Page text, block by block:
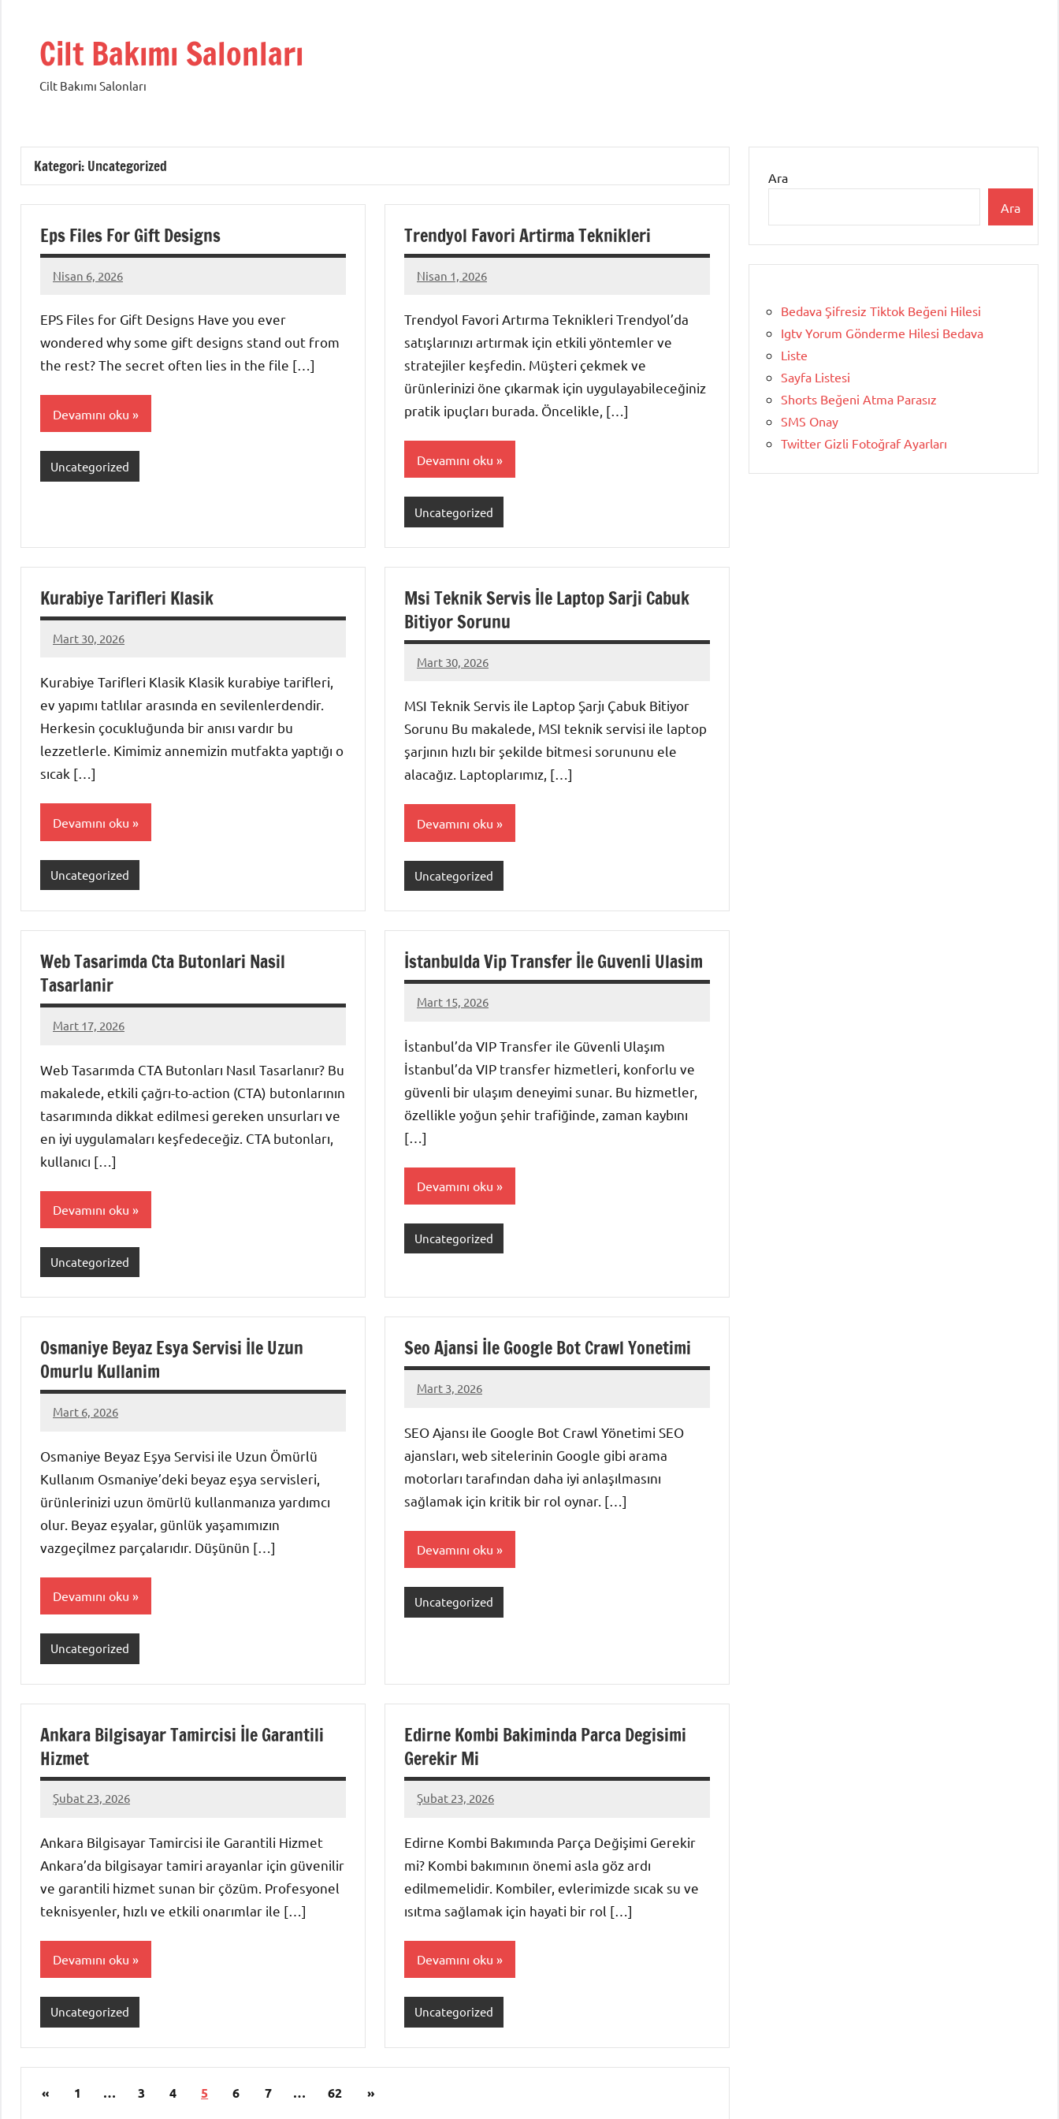
Cilt Bakımı Salonları
Cilt Bakımı Salonları
Kategori: Uncategorized
Eps Files For Gift Designs
Nisan 6, 2026
admin
Yorum
EPS Files for Gift Designs Have you ever
wondered why some gift designs stand out from
the rest? The secret often lies in the file […]
Devamını oku
Uncategorized
Trendyol Favori Artirma Teknikleri
Nisan 1, 2026
admin
Yorum
Trendyol Favori Artırma Teknikleri Trendyol’da
satışlarınızı artırmak için etkili yöntemler ve
stratejiler keşfedin. Müşteri çekmek ve
ürünlerinizi öne çıkarmak için uygulayabileceğiniz
pratik ipuçları burada. Öncelikle, […]
Devamını oku
Uncategorized
Kurabiye Tarifleri Klasik
Mart 30, 2026
admin
Yorum
Kurabiye Tarifleri Klasik Klasik kurabiye tarifleri,
ev yapımı tatlılar arasında en sevilenlerdendir.
Herkesin çocukluğunda bir anısı vardır bu
lezzetlerle. Kimimiz annemizin mutfakta yaptığı o
sıcak […]
Devamını oku
Uncategorized
Msi Teknik Servis İle Laptop Sarji Cabuk
Bitiyor Sorunu
Mart 30, 2026
admin
Yorum
MSI Teknik Servis ile Laptop Şarjı Çabuk Bitiyor
Sorunu Bu makalede, MSI teknik servisi ile laptop
şarjının hızlı bir şekilde bitmesi sorununu ele
alacağız. Laptoplarımız, […]
Devamını oku
Uncategorized
Web Tasarimda Cta Butonlari Nasil
Tasarlanir
Mart 17, 2026
admin
Yorum
Web Tasarımda CTA Butonları Nasıl Tasarlanır? Bu
makalede, etkili çağrı-to-action (CTA) butonlarının
tasarımında dikkat edilmesi gereken unsurları ve
en iyi uygulamaları keşfedeceğiz. CTA butonları,
kullanıcı […]
Devamını oku
Uncategorized
İstanbulda Vip Transfer İle Guvenli Ulasim
Mart 15, 2026
admin
Yorum
İstanbul’da VIP Transfer ile Güvenli Ulaşım
İstanbul’da VIP transfer hizmetleri, konforlu ve
güvenli bir ulaşım deneyimi sunar. Bu hizmetler,
özellikle yoğun şehir trafiğinde, zaman kaybını
[…]
Devamını oku
Uncategorized
Osmaniye Beyaz Esya Servisi İle Uzun
Omurlu Kullanim
Mart 6, 2026
admin
Yorum
Osmaniye Beyaz Eşya Servisi ile Uzun Ömürlü
Kullanım Osmaniye’deki beyaz eşya servisleri,
ürünlerinizi uzun ömürlü kullanmanıza yardımcı
olur. Beyaz eşyalar, günlük yaşamımızın
vazgeçilmez parçalarıdır. Düşünün […]
Devamını oku
Uncategorized
Seo Ajansi İle Google Bot Crawl Yonetimi
Mart 3, 2026
admin
Yorum
SEO Ajansı ile Google Bot Crawl Yönetimi SEO
ajansları, web sitelerinin Google gibi arama
motorları tarafından daha iyi anlaşılmasını
sağlamak için kritik bir rol oynar. […]
Devamını oku
Uncategorized
Ankara Bilgisayar Tamircisi İle Garantili
Hizmet
Şubat 23, 2026
admin
Yorum
Ankara Bilgisayar Tamircisi ile Garantili Hizmet
Ankara’da bilgisayar tamiri arayanlar için güvenilir
ve garantili hizmet sunan bir çözüm. Profesyonel
teknisyenler, hızlı ve etkili onarımlar ile […]
Devamını oku
Uncategorized
Edirne Kombi Bakiminda Parca Degisimi
Gerekir Mi
Şubat 23, 2026
admin
Yorum
Edirne Kombi Bakımında Parça Değişimi Gerekir
mi? Kombi bakımının önemi asla göz ardı
edilmemelidir. Kombiler, evlerimizde sıcak su ve
ısıtma sağlamak için hayati bir rol […]
Devamını oku
Uncategorized
Yazı
«Önceki
1 … 3 4 5 6 7 … 62
Sonraki
»
Ara
Ara
Bedava Şifresiz Tiktok Beğeni Hilesi
Igtv Yorum Gönderme Hilesi Bedava
Liste
Sayfa Listesi
Shorts Beğeni Atma Parasız
SMS Onay
Twitter Gizli Fotoğraf Ayarları